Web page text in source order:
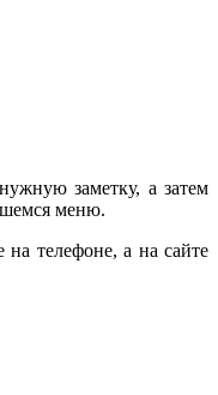
заметку, а затем
меню.
телефоне, а на сайте